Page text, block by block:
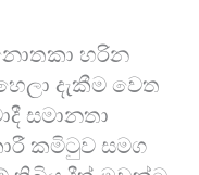
හරින
දැකීම වෙත
සමානතා
කමිටුව සමග